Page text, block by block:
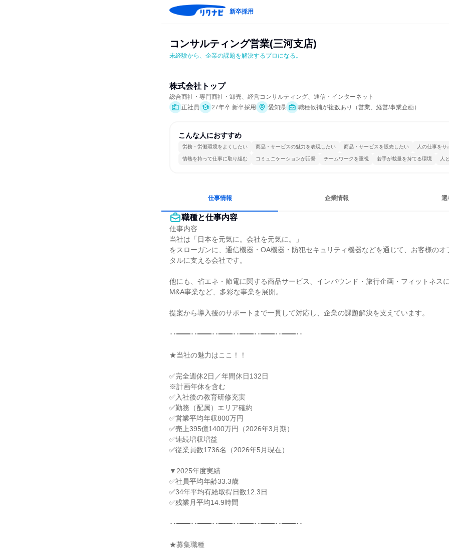
新卒採用
コンサルティング営業(三河支店)
未経験から、企業の課題を解決するプロになる。
株式会社トップ
総合商社・専門商社・卸売、経営コンサルティング、通信・インターネット
正社員
27年卒 新卒採用 愛知県 職種候補が複数あり（営業、経営/事業企画）
こんな人におすすめ
労務・労働環境をよくしたい 商品・サービスの魅力を表現したい 商品・サービスを販売したい 人の仕事をサ
情熱を持って仕事に取り組む コミュニケーションが活発 チームワークを重視 若手が裁量を持てる環境 人
仕事情報 企業情報 選
職種と仕事内容
仕事内容
当社は「日本を元気に。会社を元気に。」
をスローガンに、通信機器・OA機器・防犯セキュリティ機器などを通じて、お客様のオ
タルに支える会社です。
他にも、省エネ・節電に関する商品サービス、インバウンド・旅行企画・フィットネスに
M&A事業など、多彩な事業を展開。
提案から導入後のサポートまで一貫して対応し、企業の課題解決を支えています。
･･━━･･━━･･━━･･━━･･━━･･━━･･
★当社の魅力はここ！！
✅完全週休2日／年間休日132日
※計画年休を含む
✅入社後の教育研修充実
✅勤務（配属）エリア確約
✅営業平均年収800万円
✅売上395億1400万円（2026年3月期）
✅連続増収増益
✅従業員数1736名（2026年5月現在）
▼2025年度実績
✅社員平均年齢33.3歳
✅34年平均有給取得日数12.3日
✅残業月平均14.9時間
･･━━･･━━･･━━･･━━･･━━･･━━･･
★募集職種